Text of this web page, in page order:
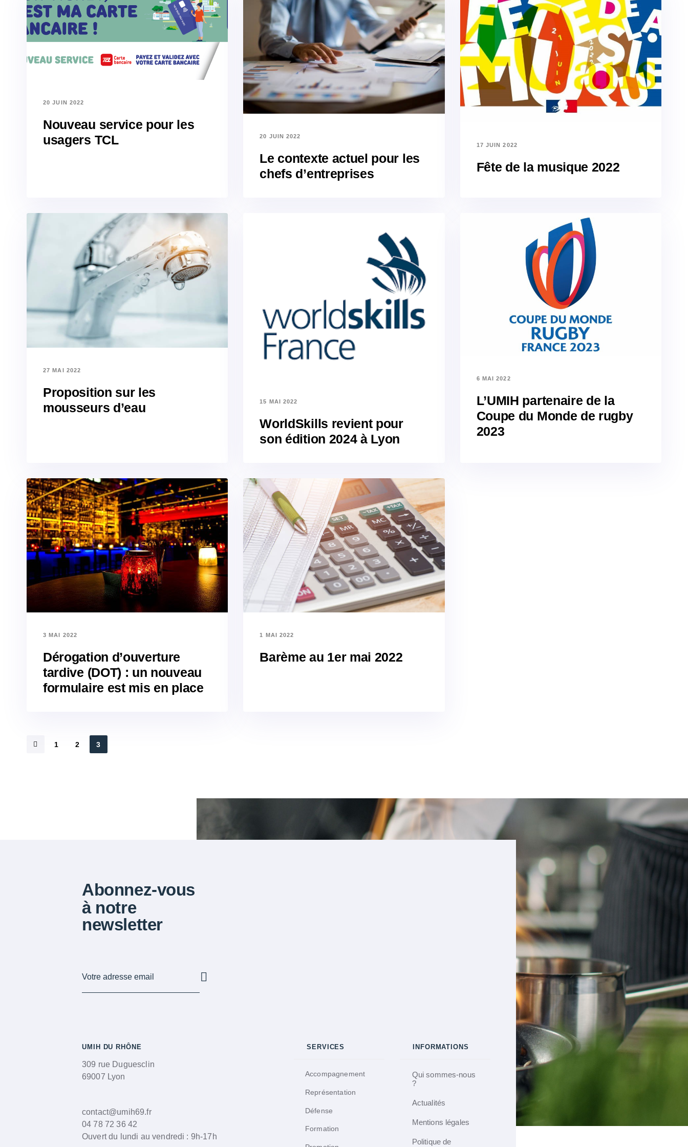
20 JUIN 2022
Nouveau service pour les
usagers TCL
20 JUIN 2022
Le contexte actuel pour les
chefs d’entreprises
17 JUIN 2022
Fête de la musique 2022
27 MAI 2022
Proposition sur les
mousseurs d’eau
15 MAI 2022
WorldSkills revient pour
son édition 2024 à Lyon
6 MAI 2022
L’UMIH partenaire de la
Coupe du Monde de rugby
2023
3 MAI 2022
Dérogation d’ouverture
tardive (DOT) : un nouveau
formulaire est mis en place
1 MAI 2022
Barème au 1er mai 2022
1 2 3
Abonnez-vous
à notre
newsletter
UMIH DU RHÔNE
309 rue Duguesclin
69007 Lyon
contact@umih69.fr
04 78 72 36 42
Ouvert du lundi au vendredi : 9h-17h
SERVICES
Accompagnement
Représentation
Défense
Formation
INFORMATIONS
Qui sommes-nous
?
Actualités
Mentions légales
Politique de